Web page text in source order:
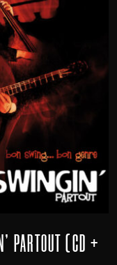
PARTOUT (CD +